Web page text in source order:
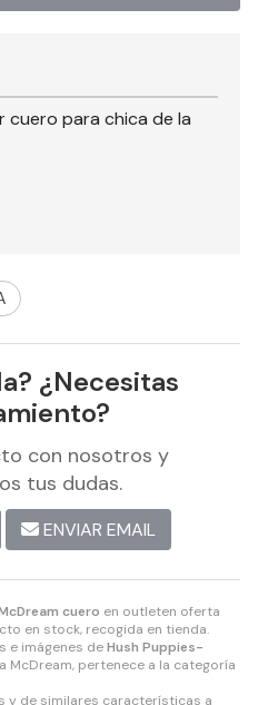
cuero en outleten oferta
en stock, recogida en tienda.
e imágenes deHush Puppies-
McDream, pertenece a la categoría
y de similares características a
cuero para chica de la
¿Necesitas
con nosotros y
tus dudas.
ENVIAR EMAIL